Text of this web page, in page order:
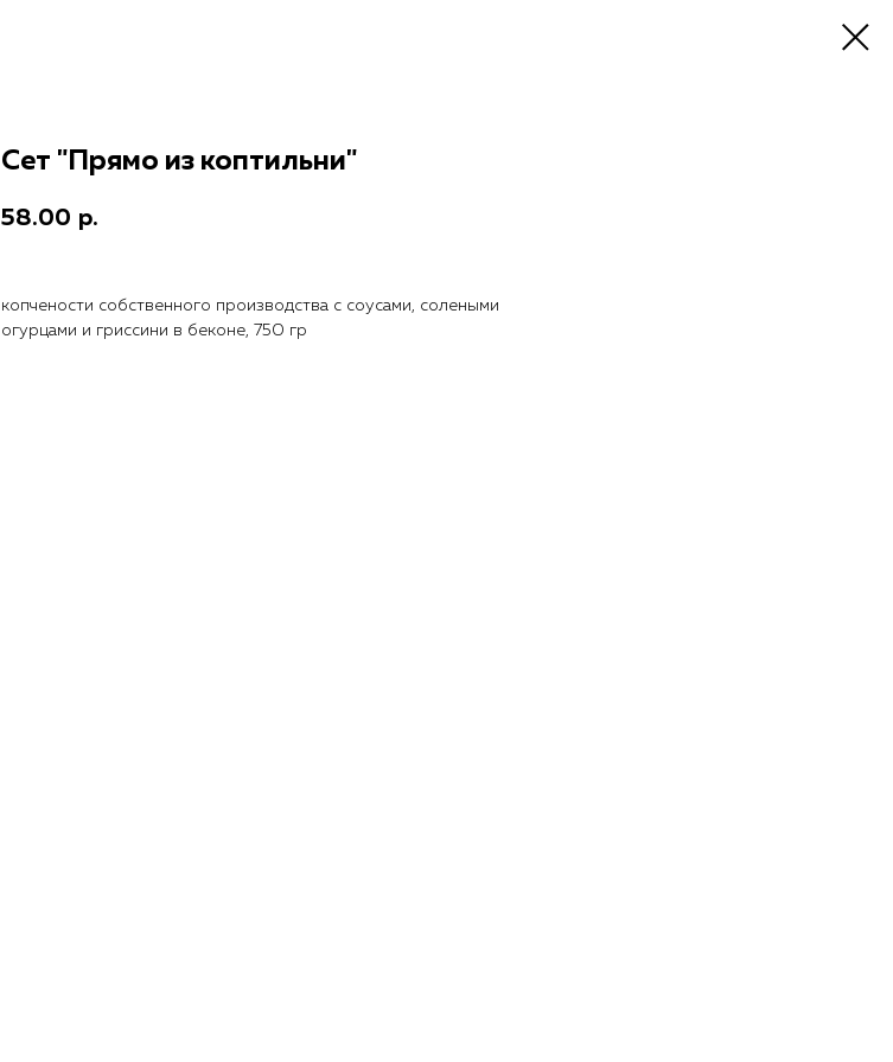
Сет "Прямо из коптильни"
58.00 р.
копчености собственного производства с соусами, солеными
огурцами и гриссини в беконе, 750 гр